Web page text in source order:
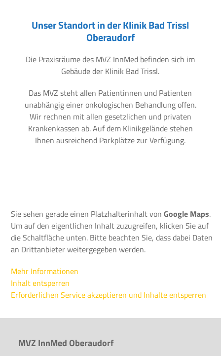
Unser Standort in der Klinik Bad Trissl
Oberaudorf
Die Praxisräume des MVZ InnMed befinden sich im
Gebäude der Klinik Bad Trissl.
Das MVZ steht allen Patientinnen und Patienten
unabhängig einer onkologischen Behandlung offen.
Wir rechnen mit allen gesetzlichen und privaten
Krankenkassen ab. Auf dem Klinikgelände stehen
Ihnen ausreichend Parkplätze zur Verfügung.
Sie sehen gerade einen Platzhalterinhalt vonGoogle Maps.
Um auf den eigentlichen Inhalt zuzugreifen, klicken Sie auf
die Schaltfläche unten. Bitte beachten Sie, dass dabei Daten
an Drittanbieter weitergegeben werden.
Mehr Informationen
Inhalt entsperren
Erforderlichen Service akzeptieren und Inhalte entsperren
MVZ InnMed Oberaudorf